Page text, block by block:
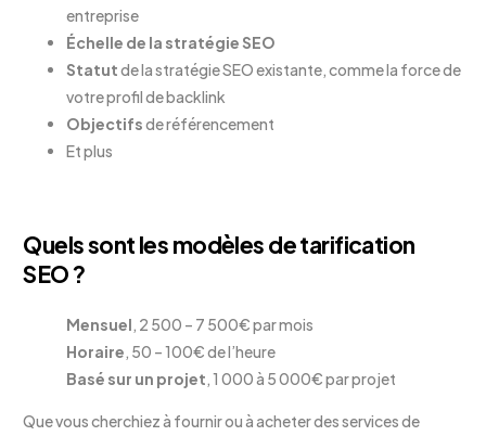
entreprise
Échelle de la stratégie SEO
Statutde la stratégie SEO existante, comme la force de
votre profil de backlink
Objectifsde référencement
Et plus
Quels sont les modèles de tarification
SEO ?
Mensuel, 2 500 – 7 500€ par mois
Horaire, 50 – 100€ de l’heure
Basé sur un projet, 1 000 à 5 000€ par projet
Que vous cherchiez à fournir ou à acheter des services de